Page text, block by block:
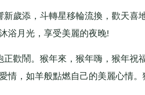
添，斗轉星移輪流換，歡天喜
浴月光，享受美麗的夜晚!
鬧。猴年來，猴年嗨，猴年祝
情，如羊般點燃自己的美麗心情。